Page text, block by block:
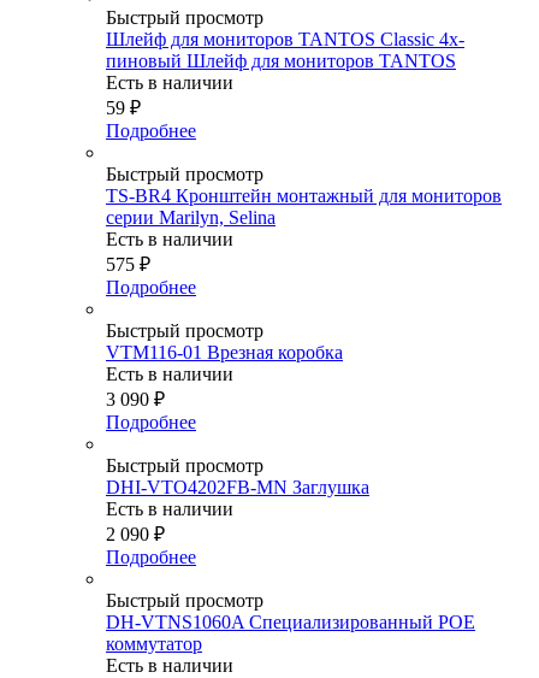
Быстрый просмотр
Шлейф для мониторов TANTOS Classic 4х-
пиновый Шлейф для мониторов TANTOS
Есть в наличии
59 ₽
Подробнее
Быстрый просмотр
TS-BR4 Кронштейн монтажный для мониторов
серии Marilyn, Selina
Есть в наличии
575 ₽
Подробнее
Быстрый просмотр
VTM116-01 Врезная коробка
Есть в наличии
3 090 ₽
Подробнее
Быстрый просмотр
DHI-VTO4202FB-MN Заглушка
Есть в наличии
2 090 ₽
Подробнее
Быстрый просмотр
DH-VTNS1060A Специализированный POE
коммутатор
Есть в наличии